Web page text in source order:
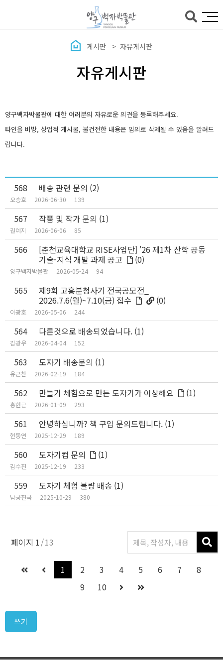
게시판 자유게시판
자유게시판
양구백자박물관에 대한 여러분의 자유로운 의견을 등록해주세요.
타인을 비방, 상업적 게시물, 불건전한 내용은 임의로 삭제될 수 있음을 알려드
립니다.
568 배송 관련 문의 (2)
오승호 2026-06-30 139
567 작품 및 작가 문의 (1)
권예지 2026-06-06 85
566
[춘천교육대학교 RISE사업단] '26 제1차 산학 공동
기술-지식 개발 과제 공고
(0)
양구백자박물관 2026-05-24 94
565
제9회 고흥분청사기 전국공모전_
2026.7.6(월)~7.10(금) 접수
(0)
이광호 2026-05-06 244
564 다른것으로 배송되었습니다. (1)
김광우 2026-04-04 152
563 도자기 배송문의 (1)
유근찬 2026-02-19 184
562 만들기 체험으로 만든 도자기가 이상해요 (1)
홍현근 2026-01-09 293
561 안녕하십니까? 책 구입 문의드립니다. (1)
현동연 2025-12-29 189
560 도자기컵 문의 (1)
김수진 2025-12-19 233
559 도자기 체험 불량 배송 (1)
남궁진국 2025-10-29 380
페이지 1 13
1 2 3 4 5 6 7
8
9
10
쓰기